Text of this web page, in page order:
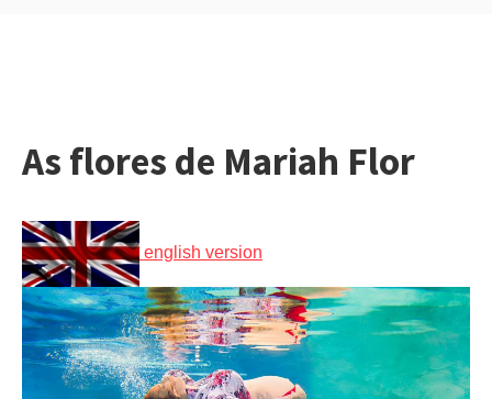
As flores de Mariah Flor
english version